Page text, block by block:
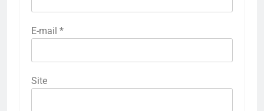
E-mail *
Site